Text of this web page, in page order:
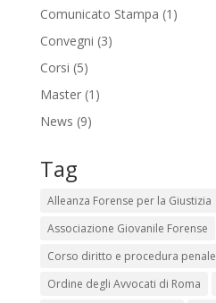
Comunicato Stampa (1)
Convegni (3)
Corsi (5)
Master(1)
News (9)
Tag
Alleanza Forense per la Giustizia
Associazione Giovanile Forense
Corso diritto e procedura penale
Ordine degli Avvocati di Roma